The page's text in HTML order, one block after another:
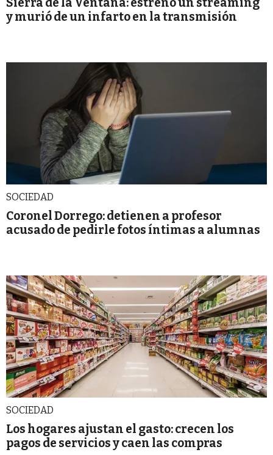
Sierra de la Ventana: estrenó un streaming
y murió de un infarto en la transmisión
SOCIEDAD
Coronel Dorrego: detienen a profesor
acusado de pedirle fotos íntimas a alumnas
SOCIEDAD
Los hogares ajustan el gasto: crecen los
pagos de servicios y caen las compras